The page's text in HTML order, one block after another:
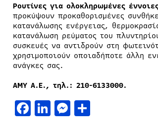
Ρουτίνες για ολοκληρωμένες
προκύψουν προκαθορισμένες
κατανάλωσης ενέργειας,
κατανάλωση ρεύματος του
συσκευές να αντιδρούν στη
χρησιμοποιούν οποιαδήποτε άλλη
ανάγκες σας.
ΑΜΥ Α.Ε., τηλ.: 210-6133000.
Facebook
LinkedIn
Messenger